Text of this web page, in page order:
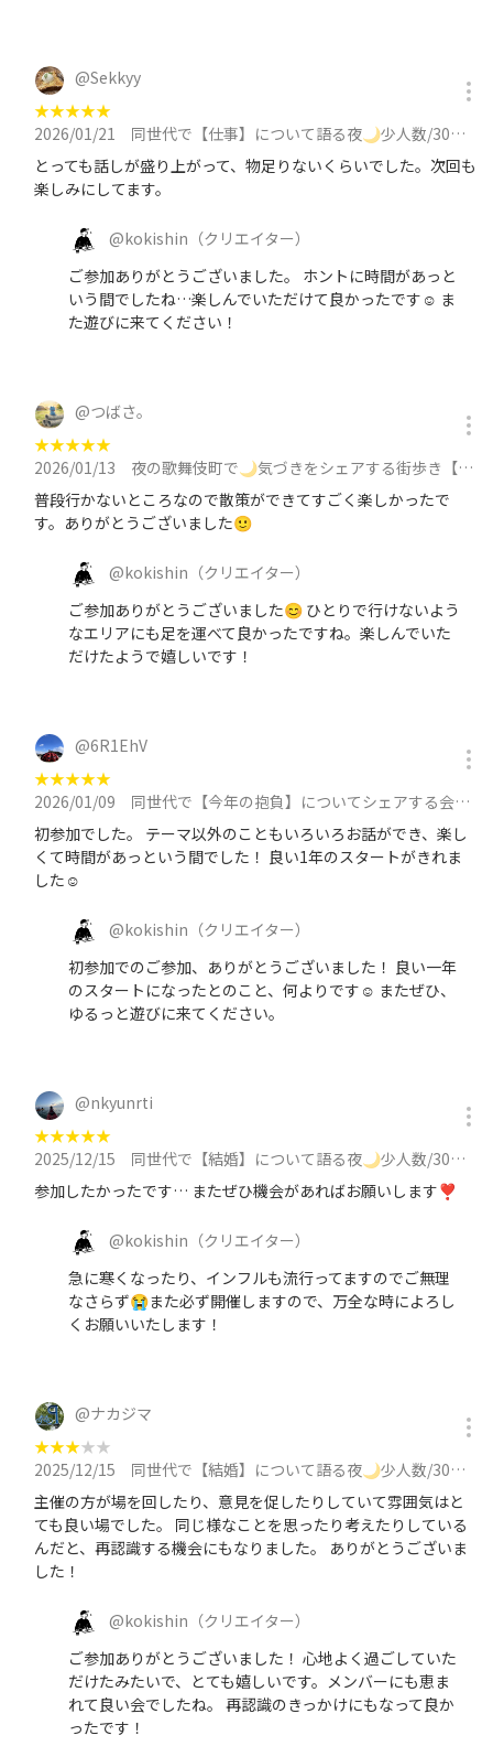
@Sekkyy
★★★★★
2026/01/21
同世代で【仕事】について語る夜🌙少人数/30代メイン/平日19時過ぎスタート/途中参加OK！に参加
とっても話しが盛り上がって、物足りないくらいでした。次回も
楽しみにしてます。
@kokishin （クリエイター）
ご参加ありがとうございました。 ホントに時間があっと
いう間でしたね…楽しんでいただけて良かったです☺ ま
た遊びに来てください！
@つばさ。
★★★★★
2026/01/13
夜の歌舞伎町で🌙気づきをシェアする街歩き【ディスカバリー・ウォーク】アウトプット/30代メインに参加
普段行かないところなので散策ができてすごく楽しかったで
す。ありがとうございました🙂
@kokishin （クリエイター）
ご参加ありがとうございました😊 ひとりで行けないよう
なエリアにも足を運べて良かったですね。楽しんでいた
だけたようで嬉しいです！
@6R1EhV
★★★★★
2026/01/09
同世代で【今年の抱負】についてシェアする会🌙30代メイン/平日19時過ぎスタート/途中参加もOK！に参加
初参加でした。 テーマ以外のこともいろいろお話ができ、楽し
くて時間があっという間でした！ 良い1年のスタートがきれま
した☺️
@kokishin （クリエイター）
初参加でのご参加、ありがとうございました！ 良い一年
のスタートになったとのこと、何よりです☺️ またぜひ、
ゆるっと遊びに来てください。
@nkyunrti
★★★★★
2025/12/15
同世代で【結婚】について語る夜🌙少人数/30代メイン/平日19時過ぎスタート/途中参加もOK！に参加
参加したかったです… またぜひ機会があればお願いします❣️
@kokishin （クリエイター）
急に寒くなったり、インフルも流行ってますのでご無理
なさらず😭また必ず開催しますので、万全な時によろし
くお願いいたします！
@ナカジマ
★★★★★
2025/12/15
同世代で【結婚】について語る夜🌙少人数/30代メイン/平日19時過ぎスタート/途中参加もOK！に参加
主催の方が場を回したり、意見を促したりしていて雰囲気はと
ても良い場でした。 同じ様なことを思ったり考えたりしている
んだと、再認識する機会にもなりました。 ありがとうございま
した！
@kokishin （クリエイター）
ご参加ありがとうございました！ 心地よく過ごしていた
だけたみたいで、とても嬉しいです。メンバーにも恵ま
れて良い会でしたね。 再認識のきっかけにもなって良か
ったです！